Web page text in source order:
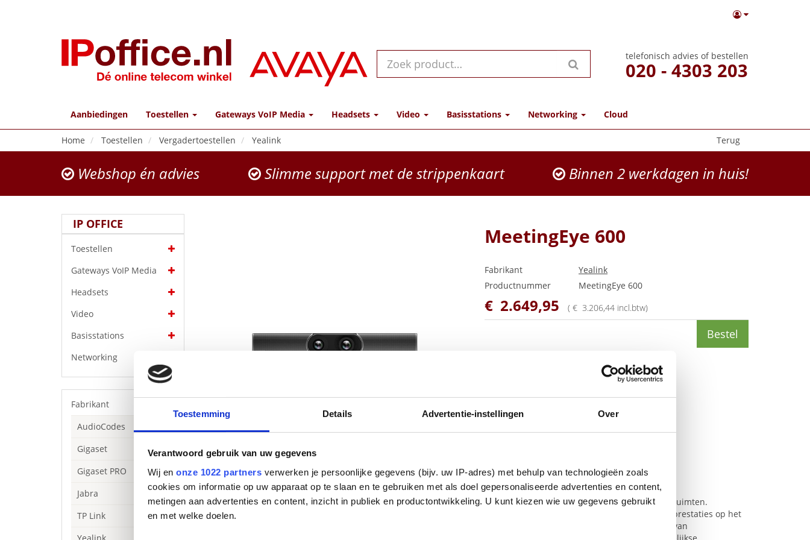
Toestemming Details Advertentie-instellingen Over
Verantwoord gebruik van uw gegevens
Wij en onze 1022 partners verwerken je persoonlijke gegevens (bijv. uw IP-adres) met behulp van technologieën zoals
cookies om informatie op uw apparaat op te slaan en te gebruiken met als doel gepersonaliseerde advertenties en content,
metingen aan advertenties en content, inzicht in publiek en productontwikkeling. U kunt kiezen wie uw gegevens gebruikt
en met welke doelen.
telefonisch advies of bestellen
020 - 4303 203
Aanbiedingen Toestellen Gateways VoIP Media Headsets Video Basisstations Networking Cloud
Terug
Home Toestellen Vergadertoestellen Yealink
Webshop én advies Slimme support met de strippenkaart Binnen 2 werkdagen in huis!
IP OFFICE
Toestellen
Gateways VoIP Media
Headsets
Video
Basisstations
Networking
Fabrikant
AudioCodes
Gigaset
Gigaset PRO
Jabra
TP Link
MeetingEye 600
Fabrikant
Yealink
Productnummer
MeetingEye 600
€ 2.649,95 ( € 3.206,44 incl.btw)
Bestel
Beschrijving
MeetingEye 600 is een alles-in-één intelligente videoconferentiecamera die is ontworpen voor middelgrote vergaderruimten.
De combinatie van twee camera’s, een ultragroothoeklens met 20 megapixels en een 10x zoomlens, belooft perfecte prestaties op het
4K camera, meerdere AI-technologieën (gezichtsherkenning, locatie van